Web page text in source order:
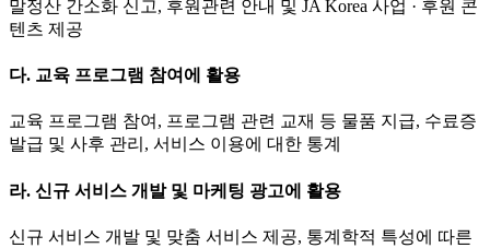
말정산 간소화 신고, 후원관련 안내 및 JA Korea 사업 · 후원 콘
텐츠 제공
다. 교육 프로그램 참여에 활용
교육 프로그램 참여, 프로그램 관련 교재 등 물품 지급, 수료증
발급 및 사후 관리, 서비스 이용에 대한 통계
라. 신규 서비스 개발 및 마케팅 광고에 활용
신규 서비스 개발 및 맞춤 서비스 제공, 통계학적 특성에 따른